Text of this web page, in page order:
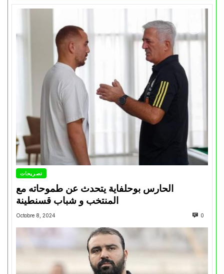
تصريحات
الحارس بوحلفاية يتحدث عن طموحاته مع
المنتخب و شباب قسنطينة
Octobre 8, 2024 0